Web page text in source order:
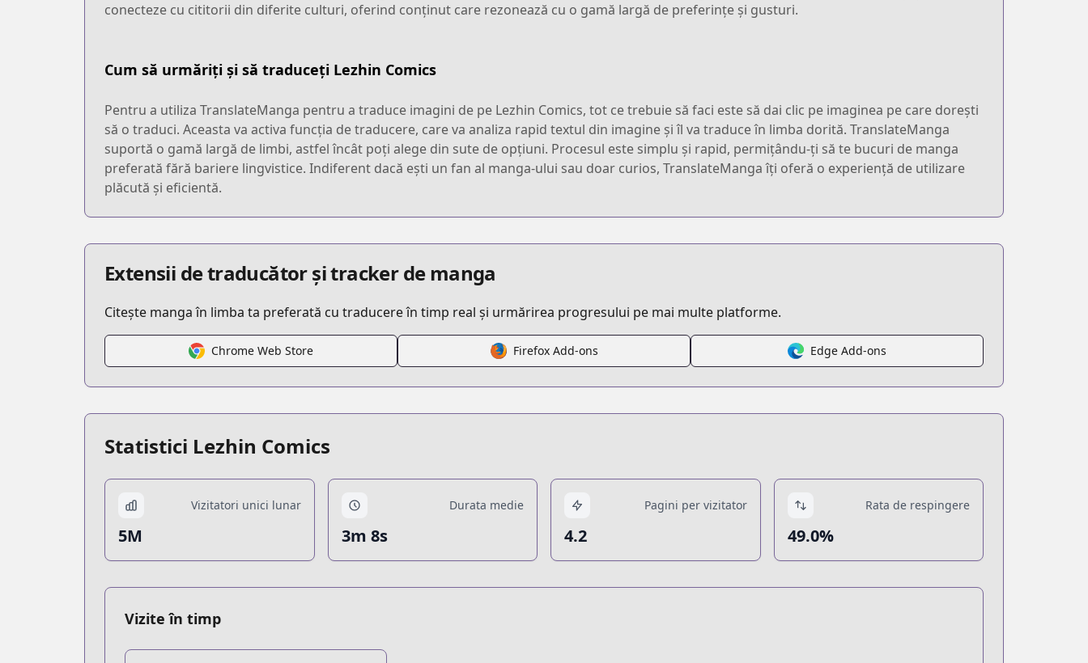
conecteze cu cititorii din diferite culturi, oferind conținut care rezonează cu o gamă largă de preferințe și gusturi.
Cum să urmăriți și să traduceți Lezhin Comics
Pentru a utiliza TranslateManga pentru a traduce imagini de pe Lezhin Comics, tot ce trebuie să faci este să dai clic pe imaginea pe care dorești
să o traduci. Aceasta va activa funcția de traducere, care va analiza rapid textul din imagine și îl va traduce în limba dorită. TranslateManga
suportă o gamă largă de limbi, astfel încât poți alege din sute de opțiuni. Procesul este simplu și rapid, permițându-ți să te bucuri de manga
preferată fără bariere lingvistice. Indiferent dacă ești un fan al manga-ului sau doar curios, TranslateManga îți oferă o experiență de utilizare
plăcută și eficientă.
Extensii de traducător și tracker de manga
Citește manga în limba ta preferată cu traducere în timp real și urmărirea progresului pe mai multe platforme.
Chrome Web Store Firefox Add-ons Edge Add-ons
Statistici Lezhin Comics
Vizitatori unici lunar
5M
Durata medie
3m 8s
Pagini per vizitator
4.2
Rata de respingere
49.0%
Vizite în timp